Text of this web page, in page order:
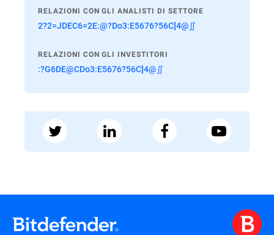
RELAZIONI CON GLI ANALISTI DI SETTORE
2?2=JDEC6=2E:@?Do3:E5676?56C]4@∬
RELAZIONI CON GLI INVESTITORI
:?G6DE@CDo3:E5676?56C]4@∬